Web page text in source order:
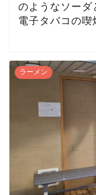
のようなソーダ
電子タバコの喫
ラーメン